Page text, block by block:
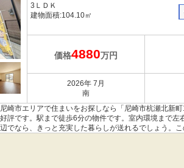
3ＬＤＫ
建物面積:104.10㎡
価格4880万円
2026年 7月
南
崎市エリアで住まいをお探しなら「尼崎市杭瀬北新
評です。駅まで徒歩6分の物件です。室内環境まで左
でなら、きっと充実した暮らしが送れるでしょう。